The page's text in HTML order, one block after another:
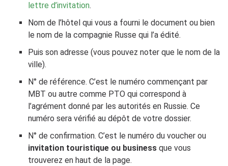
lettre d’invitation.
Nom de l’hôtel qui vous a fourni le document ou bien
le nom de la compagnie Russe qui l’a édité.
Puis son adresse (vous pouvez noter que le nom de la
ville).
N° de référence. C’est le numéro commençant par
MBT ou autre comme PTO qui correspond à
l’agrément donné par les autorités en Russie. Ce
numéro sera vérifié au dépôt de votre dossier.
N° de confirmation. C’est le numéro du voucher ou
invitation touristique ou business que vous
trouverez en haut de la page.